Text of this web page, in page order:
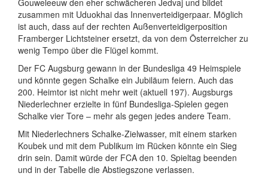
Gouweleeuw den eher schwächeren Jedvaj und bildet
zusammen mit Uduokhai das Innenverteidigerpaar. Möglich
ist auch, dass auf der rechten Außenverteidigerposition
Framberger Lichtsteiner ersetzt, da von dem Österreicher zu
wenig Tempo über die Flügel kommt.
Der FC Augsburg gewann in der Bundesliga 49 Heimspiele
und könnte gegen Schalke ein Jubiläum feiern. Auch das
200. Heimtor ist nicht mehr weit (aktuell 197). Augsburgs
Niederlechner erzielte in fünf Bundesliga-Spielen gegen
Schalke vier Tore – mehr als gegen jedes andere Team.
Mit Niederlechners Schalke-Zielwasser, mit einem starken
Koubek und mit dem Publikum im Rücken könnte ein Sieg
drin sein. Damit würde der FCA den 10. Spieltag beenden
und in der Tabelle die Abstiegszone verlassen.